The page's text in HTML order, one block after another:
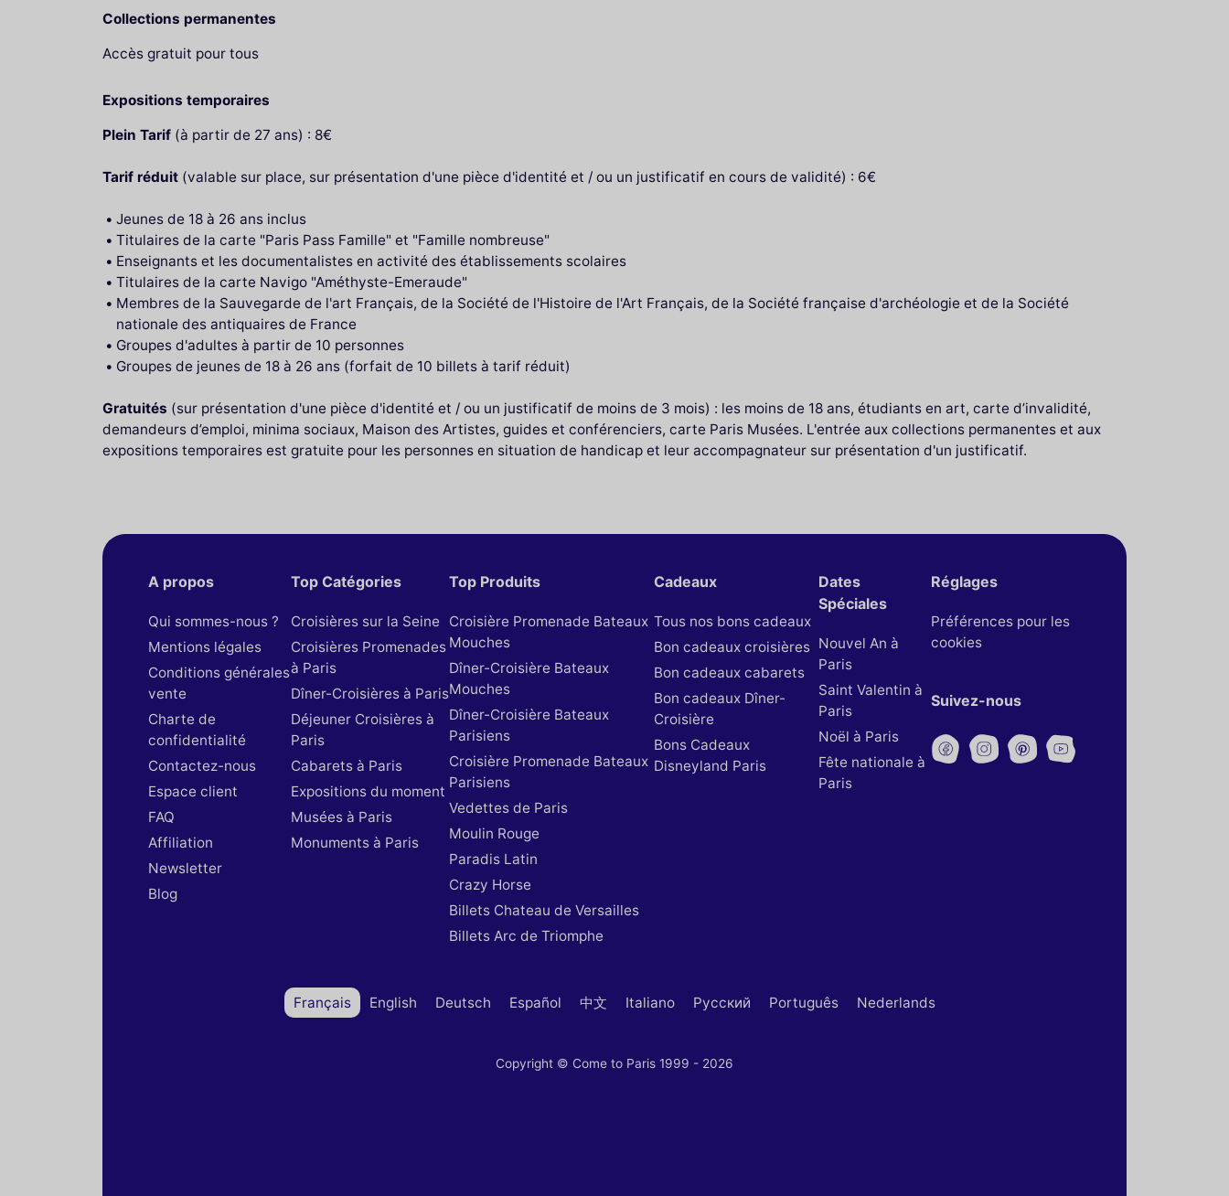
Collections permanentes
Accès gratuit pour tous
Expositions temporaires
Plein Tarif (à partir de 27 ans) : 8€
Tarif réduit (valable sur place, sur présentation d'une pièce d'identité et / ou un justificatif en cours de validité) : 6€
Jeunes de 18 à 26 ans inclus
Titulaires de la carte "Paris Pass Famille" et "Famille nombreuse"
Enseignants et les documentalistes en activité des établissements scolaires
Titulaires de la carte Navigo "Améthyste-Emeraude"
Membres de la Sauvegarde de l'art Français, de la Société de l'Histoire de l'Art Français, de la Société française d'archéologie et de la Société
nationale des antiquaires de France
Groupes d'adultes à partir de 10 personnes
Groupes de jeunes de 18 à 26 ans (forfait de 10 billets à tarif réduit)
Gratuités (sur présentation d'une pièce d'identité et / ou un justificatif de moins de 3 mois) : les moins de 18 ans, étudiants en art, carte d’invalidité,
demandeurs d’emploi, minima sociaux, Maison des Artistes, guides et conférenciers, carte Paris Musées. L'entrée aux collections permanentes et aux
expositions temporaires est gratuite pour les personnes en situation de handicap et leur accompagnateur sur présentation d'un justificatif.
A propos
Qui sommes-nous ?
Mentions légales
Conditions générales
vente
Charte de
confidentialité
Contactez-nous
Espace client
FAQ
Affiliation
Newsletter
Blog
Top Catégories
Croisières sur la Seine
Croisières Promenades
à Paris
Dîner-Croisières à Paris
Déjeuner Croisières à
Paris
Cabarets à Paris
Expositions du moment
Musées à Paris
Monuments à Paris
Top Produits
Croisière Promenade Bateaux
Mouches
Dîner-Croisière Bateaux
Mouches
Dîner-Croisière Bateaux
Parisiens
Croisière Promenade Bateaux
Parisiens
Vedettes de Paris
Moulin Rouge
Paradis Latin
Crazy Horse
Billets Chateau de Versailles
Billets Arc de Triomphe
Cadeaux
Tous nos bons cadeaux
Bon cadeaux croisières
Bon cadeaux cabarets
Bon cadeaux Dîner-
Croisière
Bons Cadeaux
Disneyland Paris
Dates
Spéciales
Nouvel An à
Paris
Saint Valentin à
Paris
Noël à Paris
Fête nationale à
Paris
Réglages
Préférences pour les
cookies
Suivez-nous
Français English Deutsch Español 中文 Italiano Русский Português Nederlands
Copyright © Come to Paris 1999 - 2026